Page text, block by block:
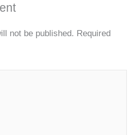
not be published. Required